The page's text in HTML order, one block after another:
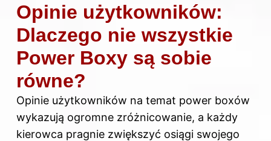
Opinie użytkowników:
Dlaczego nie wszystkie
Power Boxy są sobie
równe?
Opinie użytkowników na temat power boxów
wykazują ogromne zróżnicowanie, a każdy
kierowca pragnie zwiększyć osiągi swojego